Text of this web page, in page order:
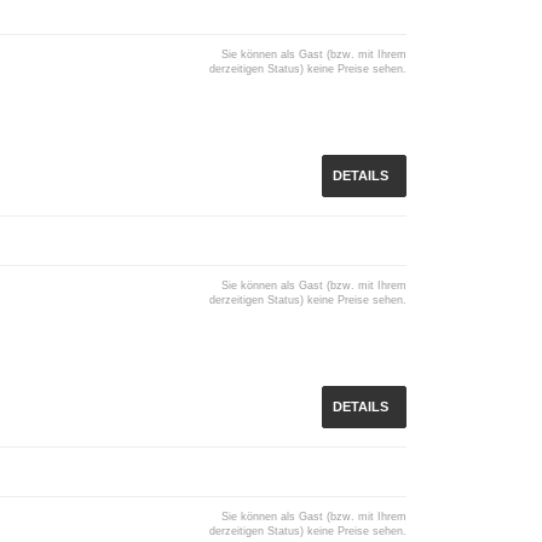
Sie können als Gast (bzw. mit Ihrem
derzeitigen Status) keine Preise sehen.
DETAILS
Sie können als Gast (bzw. mit Ihrem
derzeitigen Status) keine Preise sehen.
DETAILS
Sie können als Gast (bzw. mit Ihrem
derzeitigen Status) keine Preise sehen.